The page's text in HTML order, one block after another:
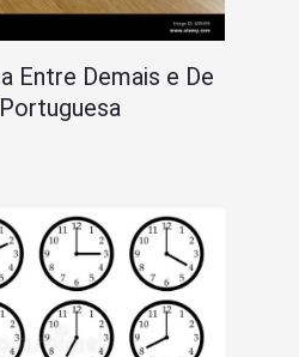
Entre Demais e De